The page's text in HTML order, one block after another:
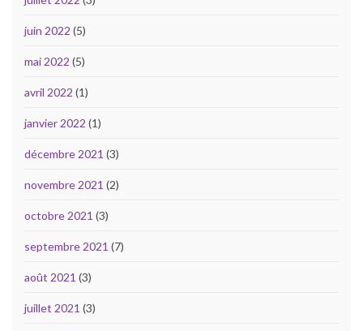
juin 2022 (5)
mai 2022 (5)
avril 2022 (1)
janvier 2022 (1)
décembre 2021 (3)
novembre 2021 (2)
octobre 2021 (3)
septembre 2021 (7)
août 2021 (3)
juillet 2021 (3)